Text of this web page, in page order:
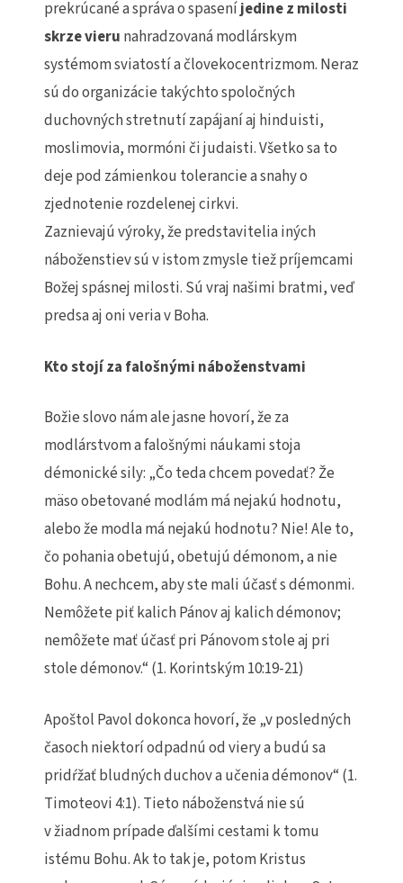
prekrúcané a správa o spaseníjedine z milosti
skrze vieru nahradzovaná modlárskym
systémom sviatostí a človekocentrizmom. Neraz
sú do organizácie takýchto spoločných
duchovných stretnutí zapájaní aj hinduisti,
moslimovia, mormóni či judaisti. Všetko sa to
deje pod zámienkou tolerancie a snahy o
zjednotenie rozdelenej cirkvi.
Zaznievajú výroky, že predstavitelia iných
náboženstiev sú v istom zmysle tiež príjemcami
Božej spásnej milosti. Sú vraj našimi bratmi, veď
predsa aj oni veria v Boha.
Kto stojí za falošnými náboženstvami
Božie slovo nám ale jasne hovorí, že za
modlárstvom a falošnými náukami stoja
démonické sily: „Čo teda chcem povedať? Že
mäso obetované modlám má nejakú hodnotu,
alebo že modla má nejakú hodnotu? Nie! Ale to,
čo pohania obetujú, obetujú démonom, a nie
Bohu. A nechcem, aby ste mali účasť s démonmi.
Nemôžete piť kalich Pánov aj kalich démonov;
nemôžete mať účasť pri Pánovom stole aj pri
stole démonov.“ (1. Korintským 10:19-21)
Apoštol Pavol dokonca hovorí, že „v posledných
časoch niektorí odpadnú od viery a budú sa
pridŕžať bludných duchov a učenia démonov“ (1.
Timoteovi 4:1). Tieto náboženstvá nie sú
v žiadnom prípade ďalšími cestami k tomu
istému Bohu. Ak to tak je, potom Kristus